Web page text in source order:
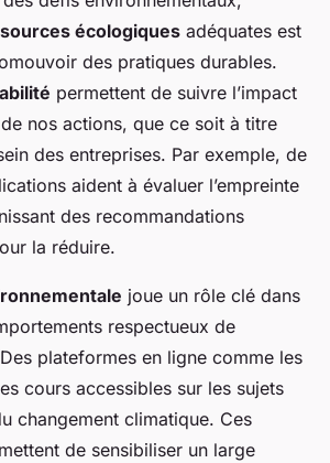
écologiques adéquates est
des pratiques durables.
permettent de suivre l’impact
nos actions, que ce soit à titre
des entreprises. Par exemple, de
aident à évaluer l’empreinte
des recommandations
la réduire.
joue un rôle clé dans
respectueux de
plateformes en ligne comme les
cours accessibles sur les sujets
changement climatique. Ces
de sensibiliser un large